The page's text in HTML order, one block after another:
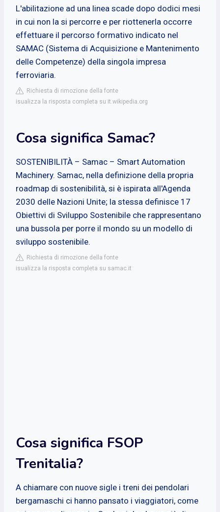
L'abilitazione ad una linea scade dopo dodici mesi
in cui non la si percorre e per riottenerla occorre
effettuare il percorso formativo indicato nel
SAMAC (Sistema di Acquisizione e Mantenimento
delle Competenze) della singola impresa
ferroviaria.
Richiesta di rimozione della fonte
isualizza la risposta completa su it.wikipedia.org
Cosa significa Samac?
SOSTENIBILITÀ – Samac – Smart Automation
Machinery. Samac, nella definizione della propria
roadmap di sostenibilità, si è ispirata all'Agenda
2030 delle Nazioni Unite; la stessa definisce 17
Obiettivi di Sviluppo Sostenibile che rappresentano
una bussola per porre il mondo su un modello di
sviluppo sostenibile.
Richiesta di rimozione della fonte
isualizza la risposta completa su samac.it
Cosa significa FSOP
Trenitalia?
A chiamare con nuove sigle i treni dei pendolari
bergamaschi ci hanno pansato i viaggiatori, come